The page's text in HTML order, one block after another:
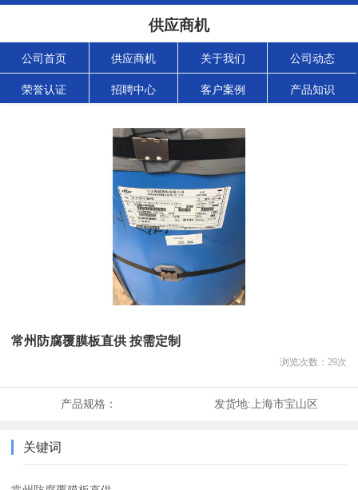
供应商机
公司首页 供应商机 关于我们 公司动态
荣誉认证 招聘中心 客户案例 产品知识
常州防腐覆膜板直供 按需定制
浏览次数： 29次
产品规格： 发货地: 上海市宝山区
关键词